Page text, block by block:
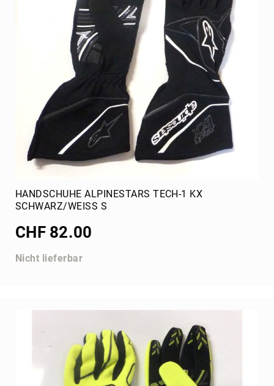
Kartschuhe
Alpinestars
CRG
Regenbekleidung
Helme
Zubehör
Visiere
Arai
Schuberth
Team
50
Ausrüstung
Inbus
Kerzenschlüssel
Spezialwerkzeug
HANDSCHUHE ALPINESTARS TECH-1 KX
SCHWARZ/WEISS S
CHF 82.00
Nicht lieferbar